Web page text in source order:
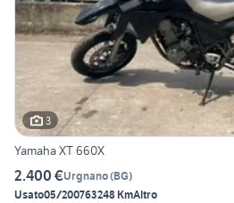
3
Yamaha XT 660X
2.400 €Urgnano(BG)
Usato05/200763248 KmAltro